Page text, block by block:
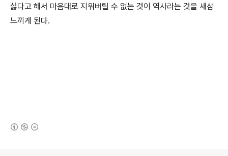
싫다고 해서 마음대로 지워버릴 수 없는 것이 역사라는 것을 새삼
느끼게 된다.